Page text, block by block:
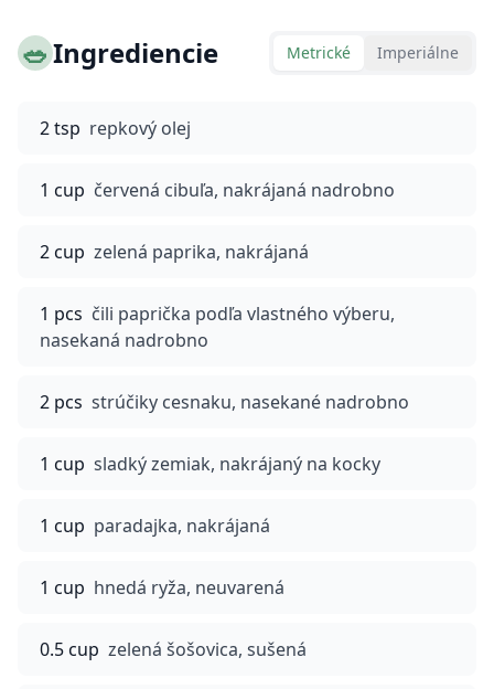
🥗Ingrediencie Metrické Imperiálne
2 tsp repkový olej
1 cup červená cibuľa, nakrájaná nadrobno
2 cup zelená paprika, nakrájaná
1 pcs čili paprička podľa vlastného výberu,
nasekaná nadrobno
2 pcs strúčiky cesnaku, nasekané nadrobno
1 cup sladký zemiak, nakrájaný na kocky
1 cup paradajka, nakrájaná
1 cup hnedá ryža, neuvarená
0.5 cup zelená šošovica, sušená